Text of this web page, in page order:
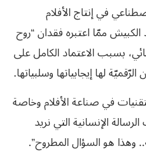
في إنتاج الأفلام
الكبيش ممّا اعتبره فقدان “روح
بسبب الاعتماد الكامل على
لها إيجابياتها وسلبياتها.
في صناعة الأفلام وخاصة
الإنسانية التي نريد
وهذا هو السؤال المطروح”.